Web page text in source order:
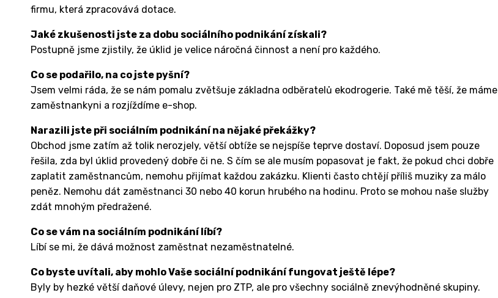
firmu, která zpracovává dotace.
Jaké zkušenosti jste za dobu sociálního podnikání získali?
Postupně jsme zjistily, že úklid je velice náročná činnost a není pro každého.
Co se podařilo, na co jste pyšní?
Jsem velmi ráda, že se nám pomalu zvětšuje základna odběratelů ekodrogerie. Také mě těší, že máme
zaměstnankyni a rozjíždíme e-shop.
Narazili jste při sociálním podnikání na nějaké překážky?
Obchod jsme zatím až tolik nerozjely, větší obtíže se nejspíše teprve dostaví. Doposud jsem pouze
řešila, zda byl úklid provedený dobře či ne. S čím se ale musím popasovat je fakt, že pokud chci dobře
zaplatit zaměstnancům, nemohu přijímat každou zakázku. Klienti často chtějí příliš muziky za málo
peněz. Nemohu dát zaměstnanci 30 nebo 40 korun hrubého na hodinu. Proto se mohou naše služby
zdát mnohým předražené.
Co se vám na sociálním podnikání líbí?
Líbí se mi, že dává možnost zaměstnat nezaměstnatelné.
Co byste uvítali, aby mohlo Vaše sociální podnikání fungovat ještě lépe?
Byly by hezké větší daňové úlevy, nejen pro ZTP, ale pro všechny sociálně znevýhodněné skupiny.